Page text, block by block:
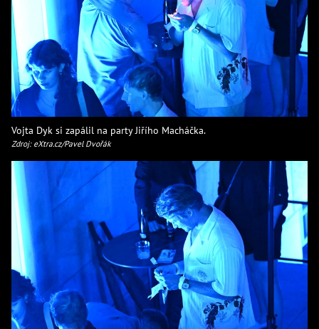
Vojta Dyk si zapálil na party Jiřího Macháčka.
Zdroj: eXtra.cz/Pavel Dvořák